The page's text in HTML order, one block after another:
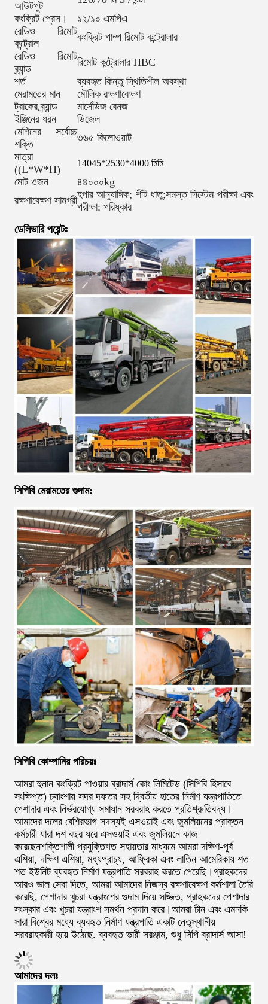
আউটপুট
কংক্রিট প্রেস।
১২/১০ এমপিএ
রেডিও রিমোট
কন্ট্রোল
কংক্রিট পাম্প রিমোট কন্ট্রোলার
রেডিও রিমোট
ব্র্যান্ড
রিমোট কন্ট্রোলার HBC
শর্ত
ব্যবহৃত কিন্তু স্থিতিশীল অবস্থা
মেরামতের মান
মৌলিক রক্ষণাবেক্ষণ
ট্রাকের ব্র্যান্ড
মার্সেডিজ বেনজ
ইঞ্জিনের ধরন
ডিজেল
মেশিনের সর্বোচ্চ
শক্তি
৩৬৫ কিলোওয়াট
মাত্রা
((L*W*H)
14045*2530*4000 মিমি
মোট ওজন
৪৪০০০kg
রক্ষণাবেক্ষণ সামগ্রীহপার আনুষাঙ্গিক; শীট ধাতু;সমস্ত সিস্টেম পরীক্ষা এবং
পরীক্ষা; পরিষ্কার
ডেলিভারি পয়েন্টঃ
সিপিবি মেরামতের গুদাম:
সিপিবি কোম্পানির পরিচয়ঃ
আমরা হুনান কংক্রিট পাওয়ার ব্রাদার্স কোং লিমিটেড (সিপিবি হিসাবে
সংক্ষিপ্ত) চ্যাংশায় সদর দফতর সহ দ্বিতীয় হাতের নির্মাণ যন্ত্রপাতিতে
পেশাদার এবং নির্ভরযোগ্য সমাধান সরবরাহ করতে প্রতিশ্রুতিবদ্ধ।
আমাদের দলের বেশিরভাগ সদস্যই এসওয়াই এবং জুমলিয়নের প্রাক্তন
কর্মচারী যারা দশ বছর ধরে এসওয়াই এবং জুমলিয়নে কাজ
করেছেনশক্তিশালী প্রযুক্তিগত সহায়তার মাধ্যমে আমরা দক্ষিণ-পূর্ব
এশিয়া, দক্ষিণ এশিয়া, মধ্যপ্রাচ্য, আফ্রিকা এবং লাতিন আমেরিকায় শত
শত ইউনিট ব্যবহৃত নির্মাণ যন্ত্রপাতি সরবরাহ করতে পেরেছি।গ্রাহকদের
আরও ভাল সেবা দিতে, আমরা আমাদের নিজস্ব রক্ষণাবেক্ষণ কর্মশালা তৈরি
করেছি, পেশাদার খুচরা যন্ত্রাংশের গুদাম দিয়ে সজ্জিত, গ্রাহকদের পেশাদার
সংস্কার এবং খুচরা যন্ত্রাংশ সমর্থন প্রদান করে।আমরা চীন এবং এমনকি
সারা বিশ্বের মধ্যে ব্যবহৃত নির্মাণ যন্ত্রপাতি একটি নেতৃস্থানীয়
সরবরাহকারী হয়ে উঠেছে. ব্যবহৃত ভারী সরঞ্জাম, শুধু সিপি ব্রাদার্স আসা!
আমাদের দলঃ